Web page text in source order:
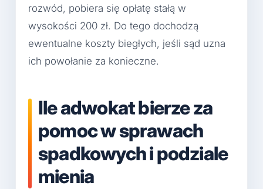
rozwód, pobiera się opłatę stałą w
wysokości 200 zł. Do tego dochodzą
ewentualne koszty biegłych, jeśli sąd uzna
ich powołanie za konieczne.
Ile adwokat bierze za
pomoc w sprawach
spadkowych i podziale
mienia